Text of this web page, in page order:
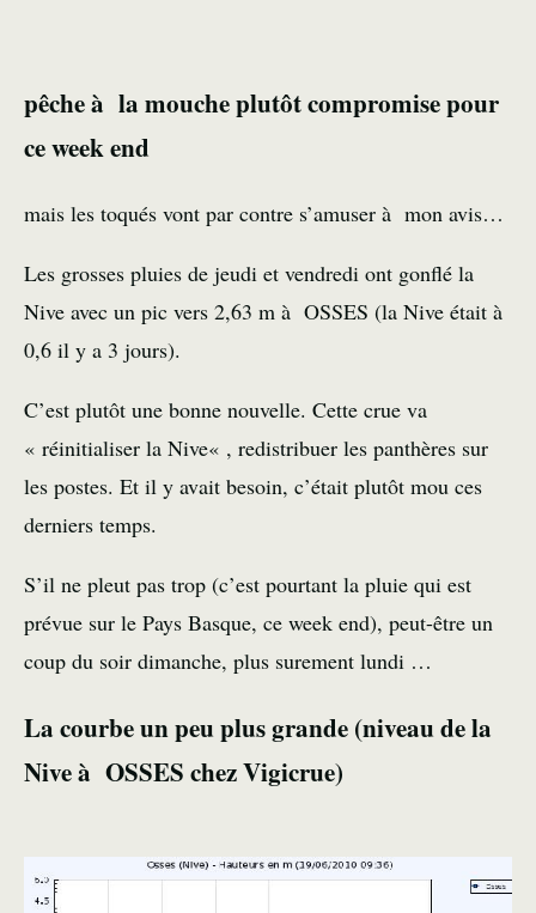
pêche à la mouche plutôt compromise pour
ce week end
mais les toqués vont par contre s’amuser à mon avis…
Les grosses pluies de jeudi et vendredi ont gonflé la
Nive avec un pic vers 2,63 m à OSSES (la Nive était à
0,6 il y a 3 jours).
C’est plutôt une bonne nouvelle. Cette crue va
« réinitialiser la Nive« , redistribuer les panthères sur
les postes. Et il y avait besoin, c’était plutôt mou ces
derniers temps.
S’il ne pleut pas trop (c’est pourtant la pluie qui est
prévue sur le Pays Basque, ce week end), peut-être un
coup du soir dimanche, plus surement lundi …
La courbe un peu plus grande (niveau de la
Nive à OSSES chez Vigicrue)